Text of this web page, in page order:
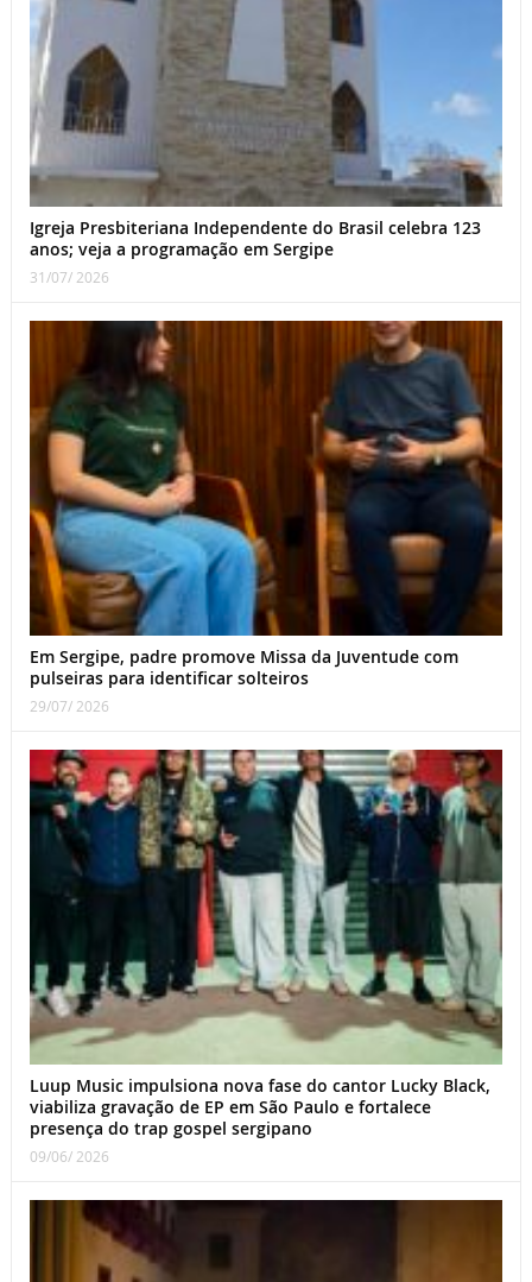
Igreja Presbiteriana Independente do Brasil celebra 123
anos; veja a programação em Sergipe
31/07/ 2026
Em Sergipe, padre promove Missa da Juventude com
pulseiras para identificar solteiros
29/07/ 2026
Luup Music impulsiona nova fase do cantor Lucky Black,
viabiliza gravação de EP em São Paulo e fortalece
presença do trap gospel sergipano
09/06/ 2026